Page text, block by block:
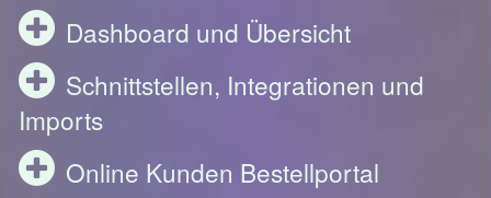
Dashboard und Übersicht
Schnittstellen, Integrationen und
Imports
Online Kunden Bestellportal